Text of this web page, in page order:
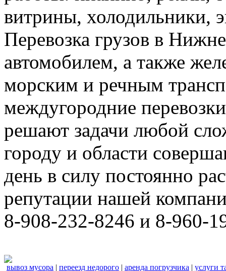
витрины, холодильники,
Перевозка грузов в
автомобилем, а также
морским и речным
междугородние
решают задачи любой
городу и области
день в силу постоянно
репутации нашей
8-908-232-8246 и 8-960-
вывоз мусора | переезд недорого | аренда погрузчика | услуги